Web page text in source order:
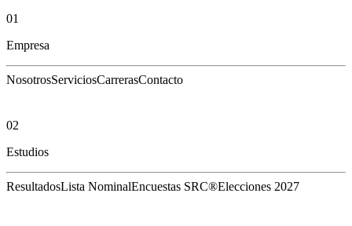
01
Empresa
NosotrosServiciosCarrerasContacto
02
Estudios
ResultadosLista NominalEncuestas SRC®Elecciones 2027